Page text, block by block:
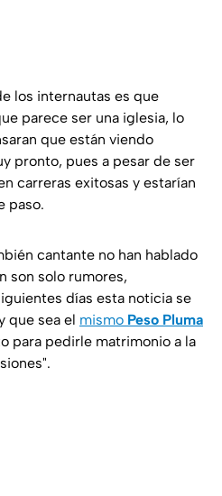
los internautas es que
parece ser una iglesia, lo
que están viendo
pronto, pues a pesar de ser
carreras exitosas y estarían
paso.
cantante no han hablado
son solo rumores,
días esta noticia se
que sea el mismo Peso Pluma
para pedirle matrimonio a la